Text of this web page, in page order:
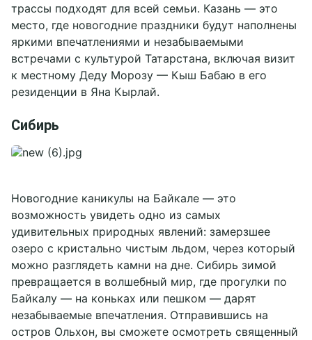
трассы подходят для всей семьи. Казань — это
место, где новогодние праздники будут наполнены
яркими впечатлениями и незабываемыми
встречами с культурой Татарстана, включая визит
к местному Деду Морозу — Кыш Бабаю в его
резиденции в Яна Кырлай.
Сибирь
Новогодние каникулы на Байкале — это
возможность увидеть одно из самых
удивительных природных явлений: замерзшее
озеро с кристально чистым льдом, через который
можно разглядеть камни на дне. Сибирь зимой
превращается в волшебный мир, где прогулки по
Байкалу — на коньках или пешком — дарят
незабываемые впечатления. Отправившись на
остров Ольхон, вы сможете осмотреть священный